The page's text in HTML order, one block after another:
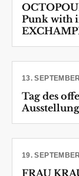
Punk with
13.
Tag des
Ausstellung
19.
FRAU